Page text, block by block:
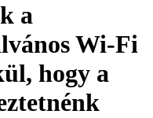
a
Wi-Fi
hogy a